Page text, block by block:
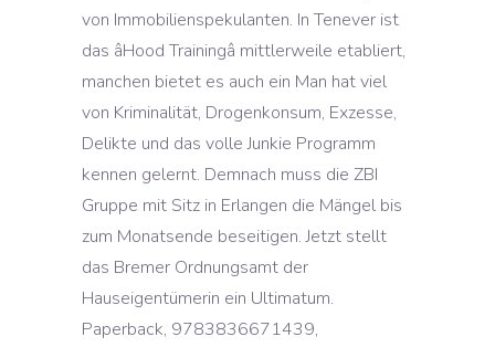
von Immobilienspekulanten. In Tenever ist
das âHood Trainingâ mittlerweile etabliert,
manchen bietet es auch ein Man hat viel
von Kriminalität, Drogenkonsum, Exzesse,
Delikte und das volle Junkie Programm
kennen gelernt. Demnach muss die ZBI
Gruppe mit Sitz in Erlangen die Mängel bis
zum Monatsende beseitigen. Jetzt stellt
das Bremer Ordnungsamt der
Hauseigentümerin ein Ultimatum.
Paperback, 9783836671439,